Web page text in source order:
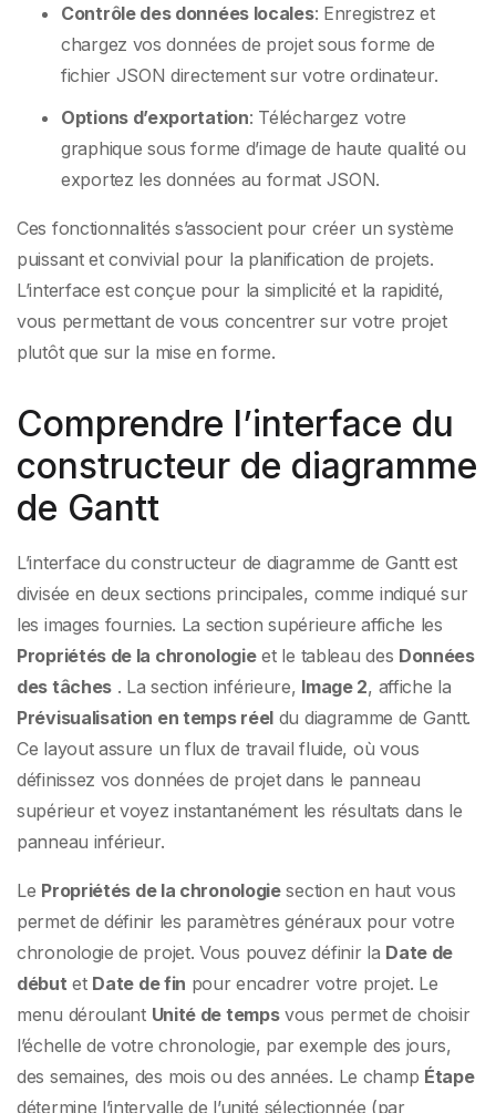
Contrôle des données locales: Enregistrez et
chargez vos données de projet sous forme de
fichier JSON directement sur votre ordinateur.
Options d’exportation: Téléchargez votre
graphique sous forme d’image de haute qualité ou
exportez les données au format JSON.
Ces fonctionnalités s’associent pour créer un système
puissant et convivial pour la planification de projets.
L’interface est conçue pour la simplicité et la rapidité,
vous permettant de vous concentrer sur votre projet
plutôt que sur la mise en forme.
Comprendre l’interface du
constructeur de diagramme
de Gantt
L’interface du constructeur de diagramme de Gantt est
divisée en deux sections principales, comme indiqué sur
les images fournies. La section supérieure affiche les
Propriétés de la chronologieet le tableau des Données
des tâches . La section inférieure, Image 2, affiche la
Prévisualisation en temps réel du diagramme de Gantt.
Ce layout assure un flux de travail fluide, où vous
définissez vos données de projet dans le panneau
supérieur et voyez instantanément les résultats dans le
panneau inférieur.
Le Propriétés de la chronologiesection en haut vous
permet de définir les paramètres généraux pour votre
chronologie de projet. Vous pouvez définir la Date de
début et Date de fin pour encadrer votre projet. Le
menu déroulant Unité de tempsvous permet de choisir
l’échelle de votre chronologie, par exemple des jours,
des semaines, des mois ou des années. Le champ Étape
détermine l’intervalle de l’unité sélectionnée (par